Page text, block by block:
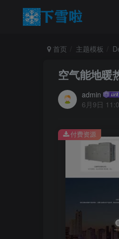
首页 主题模板
空气能地暖
admin
6月9日
付费资源